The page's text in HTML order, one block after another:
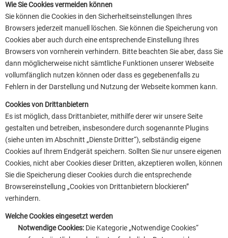
Wie Sie Cookies vermeiden können
Sie können die Cookies in den Sicherheitseinstellungen Ihres
Browsers jederzeit manuell löschen. Sie können die Speicherung von
Cookies aber auch durch eine entsprechende Einstellung Ihres
Browsers von vornherein verhindern. Bitte beachten Sie aber, dass Sie
dann möglicherweise nicht sämtliche Funktionen unserer Webseite
vollumfänglich nutzen können oder dass es gegebenenfalls zu
Fehlern in der Darstellung und Nutzung der Webseite kommen kann.
Cookies von Drittanbietern
Es ist möglich, dass Drittanbieter, mithilfe derer wir unsere Seite
gestalten und betreiben, insbesondere durch sogenannte Plugins
(siehe unten im Abschnitt „Dienste Dritter“), selbständig eigene
Cookies auf Ihrem Endgerät speichern. Sollten Sie nur unsere eigenen
Cookies, nicht aber Cookies dieser Dritten, akzeptieren wollen, können
Sie die Speicherung dieser Cookies durch die entsprechende
Browsereinstellung „Cookies von Drittanbietern blockieren”
verhindern.
Welche Cookies eingesetzt werden
Notwendige Cookies: Die Kategorie „Notwendige Cookies“